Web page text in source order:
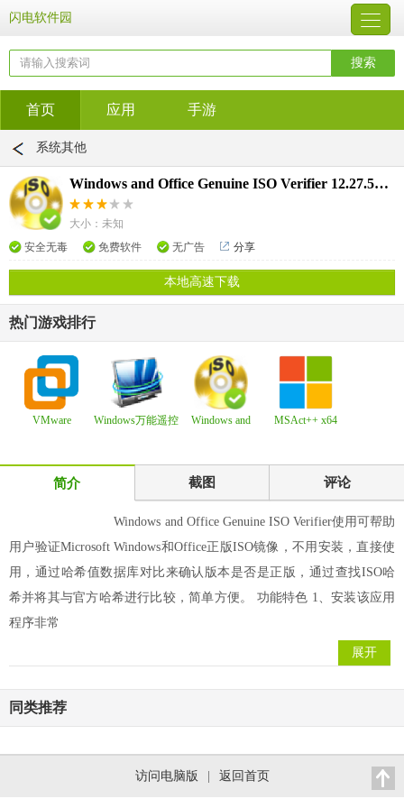
闪电软件园
首页 应用 手游
系统其他
Windows and Office Genuine ISO Verifier 12.27.50.25
大小：未知
安全无毒
免费软件 无广告 分享
本地高速下载
热门游戏排行
VMware
Windows万能遥控
Windows and
MSAct++ x64
简介 截图 评论
Windows and Office Genuine ISO Verifier使用可帮助
用户验证Microsoft Windows和Office正版ISO镜像，不用安装，直接使
用，通过哈希值数据库对比来确认版本是否是正版，通过查找ISO哈
希并将其与官方哈希进行比较，简单方便。 功能特色 1、安装该应用
程序非常
展开
同类推荐
访问电脑版 返回首页